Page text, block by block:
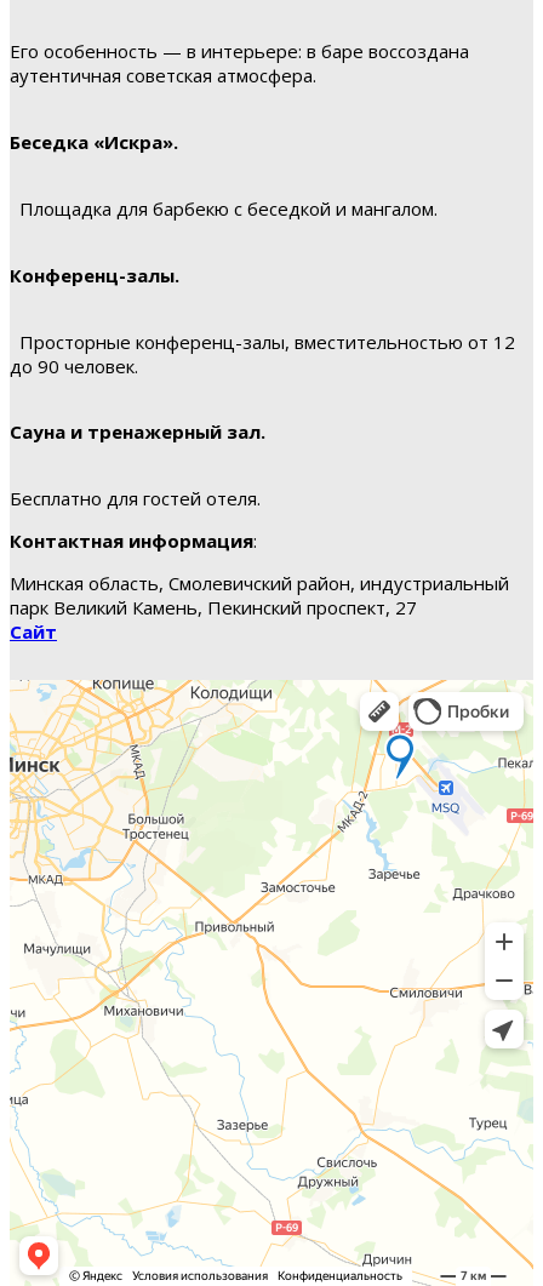
Его особенность — в интерьере: в баре воссоздана
аутентичная советская атмосфера.
Беседка «Искра».
Площадка для барбекю с беседкой и мангалом.
Конференц-залы.
Просторные конференц-залы, вместительностью от 12
до 90 человек.
Сауна и тренажерный зал.
Бесплатно для гостей отеля.
Контактная информация:
Минская область, Смолевичский район, индустриальный
парк Великий Камень, Пекинский проспект, 27
Сайт